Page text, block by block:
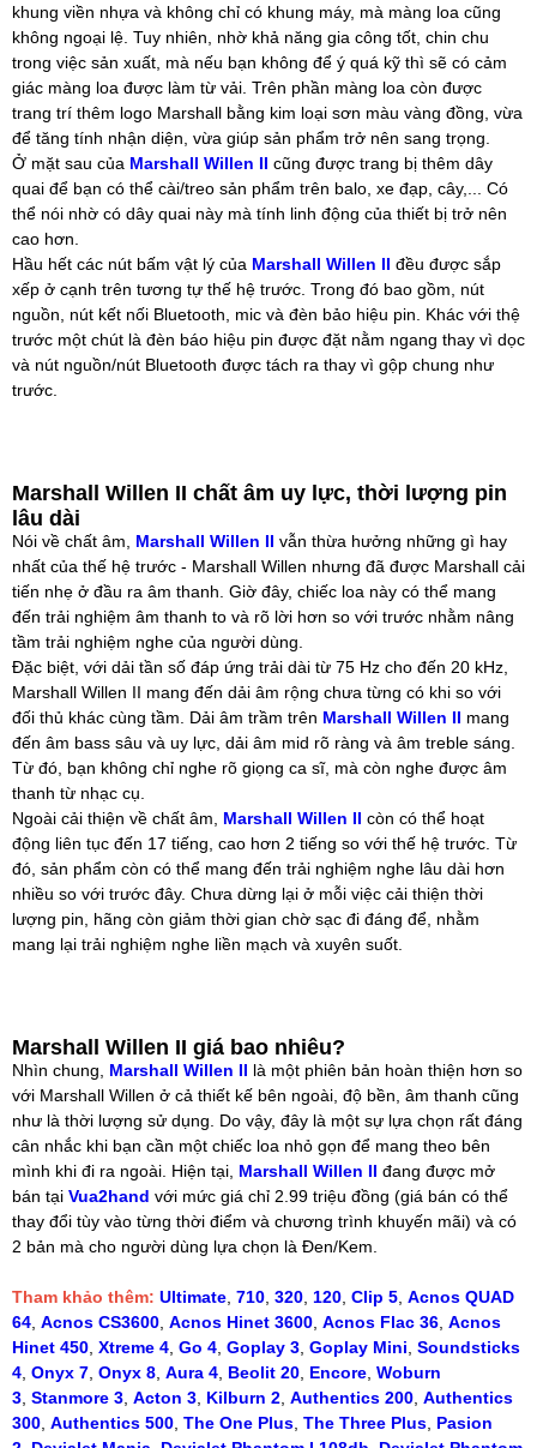
khung viền nhựa và không chỉ có khung máy, mà màng loa cũng
không ngoại lệ. Tuy nhiên, nhờ khả năng gia công tốt, chin chu
trong việc sản xuất, mà nếu bạn không để ý quá kỹ thì sẽ có cảm
giác màng loa được làm từ vải. Trên phần màng loa còn được
trang trí thêm logo Marshall bằng kim loại sơn màu vàng đồng, vừa
để tăng tính nhận diện, vừa giúp sản phẩm trở nên sang trọng.
Ở mặt sau của Marshall Willen II cũng được trang bị thêm dây
quai để bạn có thể cài/treo sản phẩm trên balo, xe đạp, cây,... Có
thể nói nhờ có dây quai này mà tính linh động của thiết bị trở nên
cao hơn.
Hầu hết các nút bấm vật lý của Marshall Willen II đều được sắp
xếp ở cạnh trên tương tự thế hệ trước. Trong đó bao gồm, nút
nguồn, nút kết nối Bluetooth, mic và đèn bảo hiệu pin. Khác với thệ
trước một chút là đèn báo hiệu pin được đặt nằm ngang thay vì dọc
và nút nguồn/nút Bluetooth được tách ra thay vì gộp chung như
trước.
Marshall Willen II chất âm uy lực, thời lượng pin
lâu dài
Nói về chất âm, Marshall Willen II vẫn thừa hưởng những gì hay
nhất của thế hệ trước - Marshall Willen nhưng đã được Marshall cải
tiến nhẹ ở đầu ra âm thanh. Giờ đây, chiếc loa này có thể mang
đến trải nghiệm âm thanh to và rõ lời hơn so với trước nhằm nâng
tầm trải nghiệm nghe của người dùng.
Đặc biệt, với dải tần số đáp ứng trải dài từ 75 Hz cho đến 20 kHz,
Marshall Willen II mang đến dải âm rộng chưa từng có khi so với
đối thủ khác cùng tầm. Dải âm trầm trên Marshall Willen II mang
đến âm bass sâu và uy lực, dải âm mid rõ ràng và âm treble sáng.
Từ đó, bạn không chỉ nghe rõ giọng ca sĩ, mà còn nghe được âm
thanh từ nhạc cụ.
Ngoài cải thiện về chất âm, Marshall Willen II còn có thể hoạt
động liên tục đến 17 tiếng, cao hơn 2 tiếng so với thế hệ trước. Từ
đó, sản phẩm còn có thể mang đến trải nghiệm nghe lâu dài hơn
nhiều so với trước đây. Chưa dừng lại ở mỗi việc cải thiện thời
lượng pin, hãng còn giảm thời gian chờ sạc đi đáng để, nhằm
mang lại trải nghiệm nghe liền mạch và xuyên suốt.
Marshall Willen II giá bao nhiêu?
Nhìn chung, Marshall Willen II là một phiên bản hoàn thiện hơn so
với Marshall Willen ở cả thiết kế bên ngoài, độ bền, âm thanh cũng
như là thời lượng sử dụng. Do vậy, đây là một sự lựa chọn rất đáng
cân nhắc khi bạn cần một chiếc loa nhỏ gọn để mang theo bên
mình khi đi ra ngoài. Hiện tại, Marshall Willen II đang được mở
bán tại Vua2hand với mức giá chỉ 2.99 triệu đồng (giá bán có thể
thay đổi tùy vào từng thời điểm và chương trình khuyến mãi) và có
2 bản mà cho người dùng lựa chọn là Đen/Kem.
Tham khảo thêm: Ultimate 710 320 120 Clip 5 Acnos QUAD
64 Acnos CS3600 Acnos Hinet 3600 Acnos Flac 36 Acnos
Hinet 450 Xtreme 4 Go 4 Goplay 3 Goplay Mini Soundsticks
4 Onyx 7 Onyx 8 Aura 4 Beolit 20 Encore Woburn
3 Stanmore 3 Acton 3 Kilburn 2 Authentics 200 Authentics
300 Authentics 500 The One Plus The Three Plus Pasion